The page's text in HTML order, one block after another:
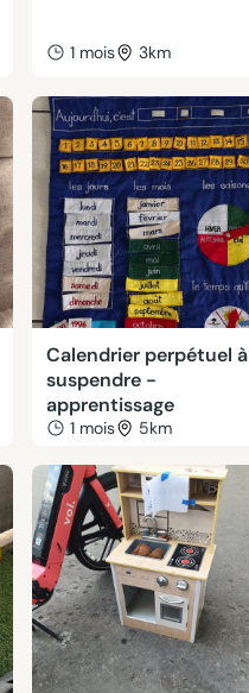
1 mois 3km
Calendrier perpétuel à
suspendre -
apprentissage
1 mois 5km